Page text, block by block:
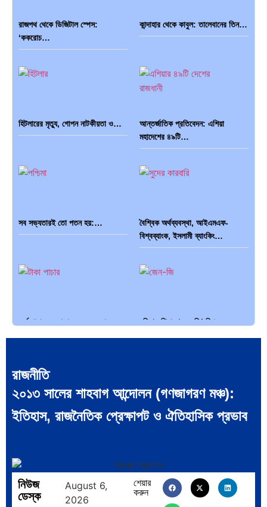
রাজপথ থেকে ডিজিটাল স্পেস:
‘ককরোচ…
কান্দাহার থেকে কাবুল: তালেবানের তিন…
হিটলারের মৃত্যু, গোপন নাটকীয়তা ও…
আন্তর্জাতিক প্রতিবেদন: এশিয়া
মহাদেশের ৪৯টি…
সব সভ্যতারই তো পতন হয়:…
বৈশ্বিক অর্থব্যবস্থা, আইএমএফ-
বিশ্বব্যাংক, ইসলামী ব্যাংকিং…
অর্থ পাচারের মহাকাব্য: ১০০ ডলারের…
দক্ষিণ এশিয়ায় ‘জেন-জি’ বিপ্লব:
বিশেষ ইন-ডেপ্থ রিপোর্ট: ক্রীড়া
ভারত মহাসাগরের অশ্রু: শ্রীলঙ্কার
রাজনীতি
২০১৩ সালের শাহবাগ আন্দোলন (গণজাগরণ মঞ্চ):
ইতিহাস, রাজনৈতিক প্রেক্ষাপট ও ঐতিহাসিক প্রভাব
নিউজ
ডেস্ক
August 6,
2026
শেয়ার
করুন